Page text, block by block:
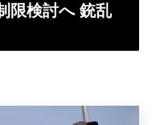
限検討へ 銃乱